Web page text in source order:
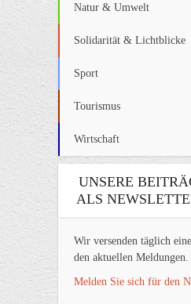
Natur & Umwelt
Solidarität & Lichtblicke
Sport
Tourismus
Wirtschaft
UNSERE
ALS
Wir versenden täglich
den aktuellen Meldungen.
Melden Sie sich für den